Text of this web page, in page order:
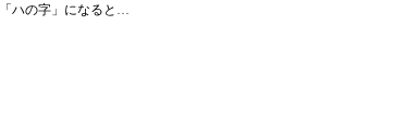
ハの字」になると…